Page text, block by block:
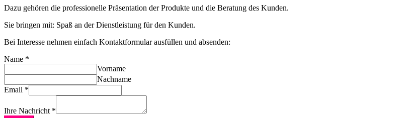
Dazu gehören die professionelle Präsentation der Produkte und die Beratung des Kunden.
Sie bringen mit: Spaß an der Dienstleistung für den Kunden.
Bei Interesse nehmen einfach Kontaktformular ausfüllen und absenden:
Name *
Vorname
Nachname
Email *
Ihre Nachricht *